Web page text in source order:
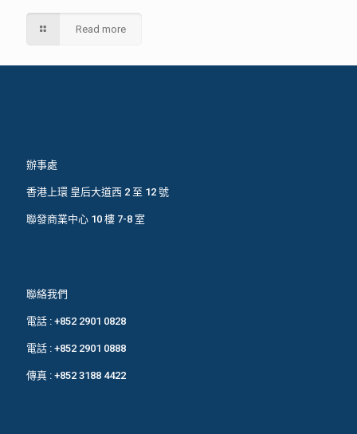
Read more
辦事處
香港上環 皇后大道西 2 至 12 號
聯發商業中心 10 樓 7-8 室
聯絡我們
電話 : +852 2901 0828
電話 : +852 2901 0888
傳真 : +852 3188 4422